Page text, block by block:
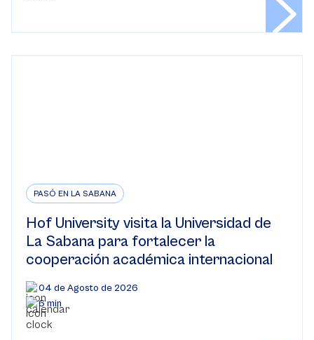
PASÓ EN LA SABANA
Hof University visita la Universidad de
La Sabana para fortalecer la
cooperación académica internacional
04 de Agosto de 2026
6 min